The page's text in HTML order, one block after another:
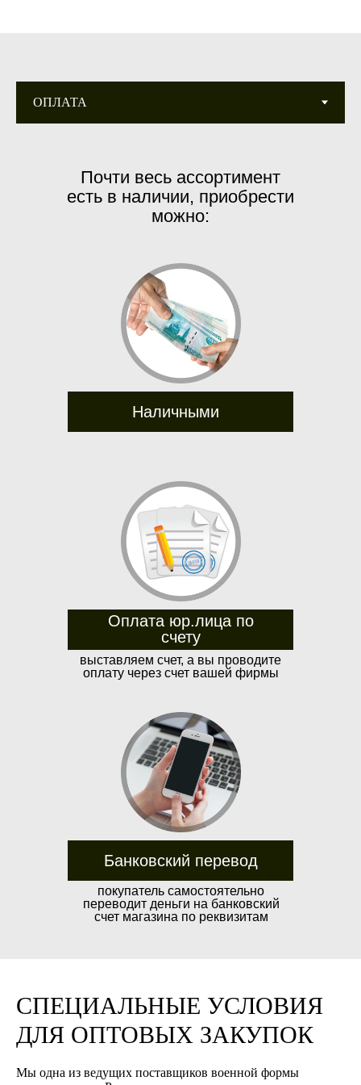
Наличными
Почти весь ассортимент
есть в наличии, приобрести
можно:
Оплата юр.лица по
счету
выставляем счет, а вы проводите
оплату через счет вашей фирмы
Банковский перевод
покупатель самостоятельно
переводит деньги на банковский
счет магазина по реквизитам
Довозим до транспортной
компании бесплатно
в день оплаты, при помощи:
Условия транспортных компаний
в России могут варьироваться
в зависимости от выбранной
СПЕЦИАЛЬНЫЕ УСЛОВИЯ
ДЛЯ ОПТОВЫХ ЗАКУПОК
Мы одна из ведущих поставщиков военной формы